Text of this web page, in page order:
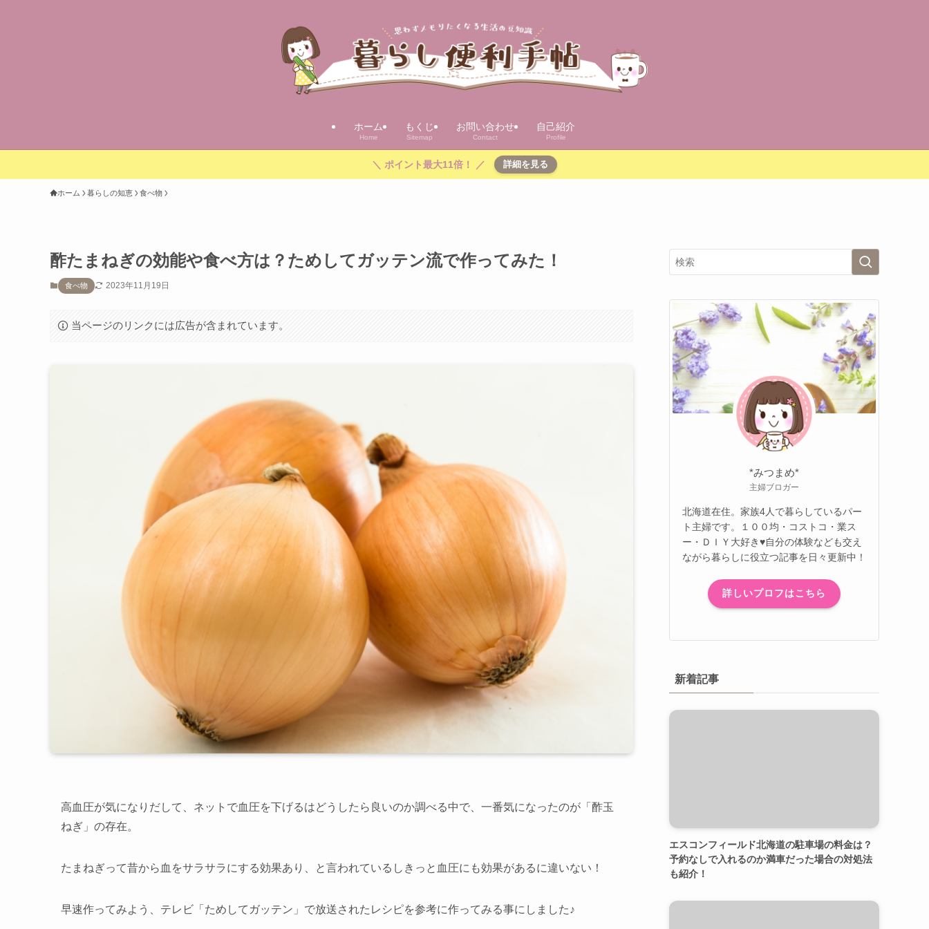
ホーム
Home
もくじ
Sitemap
お問い合わせ
Contact
自己紹介
Profile
＼ ポイント最大11倍！ ／ 詳細を見る
ホーム 暮らしの知恵 食べ物
酢たまねぎの効能や食べ方は？ためしてガッテン流で作ってみた！
食べ物 2023年11月19日
当ページのリンクには広告が含まれています。
高血圧が気になりだして、ネットで血圧を下げるはどうしたら良いのか調べる中で、一番気になったのが「酢玉
ねぎ」の存在。
たまねぎって昔から血をサラサラにする効果あり、と言われているしきっと血圧にも効果があるに違いない！
早速作ってみよう、テレビ「ためしてガッテン」で放送されたレシピを参考に作ってみる事にしました♪
*みつまめ*
主婦ブロガー
北海道在住。家族4人で暮らしているパー
ト主婦です。１００均・コストコ・業ス
ー・ＤＩＹ大好き♥自分の体験なども交え
ながら暮らしに役立つ記事を日々更新中！
詳しいプロフはこちら
新着記事
エスコンフィールド北海道の駐車場の料金は？
予約なしで入れるのか満車だった場合の対処法
も紹介！